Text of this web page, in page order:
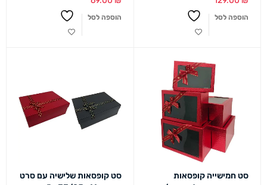
הוספה לסל הוספה לסל
סט חמישייה קופסאות
סט קופסאות שלישיה עם סרט